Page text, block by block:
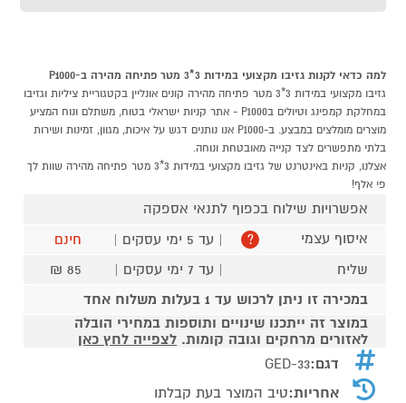
למה כדאי לקנות גזיבו מקצועי במידות 3*3 מטר פתיחה מהירה ב-P1000
גזיבו מקצועי במידות 3*3 מטר פתיחה מהירה קונים אונליין בקטגוריית ציליות וגזיבו
במחלקת קמפינג וטיולים בP1000 - אתר קניות ישראלי בטוח, משתלם ונוח המציע
מוצרים מומלצים במבצע. ב-P1000 אנו נותנים דגש על איכות, מגוון, זמינות ושירות
בלתי מתפשרים לצד קנייה מאובטחת ונוחה.
אצלנו, קניות באינטרנט של גזיבו מקצועי במידות 3*3 מטר פתיחה מהירה שוות לך
פי אלף!
אפשרויות שילוח בכפוף לתנאי אספקה
איסוף עצמי
? | עד 5 ימי עסקים |
חינם
שליח
| עד 7 ימי עסקים |
85 ₪
במכירה זו ניתן לרכוש עד 1 בעלות משלוח אחד
במוצר זה ייתכנו שינויים ותוספות במחירי הובלה
לאזורים מרחקים וגובה קומות. לצפייה לחץ כאן
דגם:GED-33
אחריות:טיב המוצר בעת קבלתו